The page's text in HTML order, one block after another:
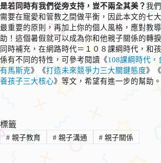
是若同時有我們從旁支持，豈不兩全其美？我
需要在寵愛和管教之間做平衡，因此本文的七
最重要的原則，再加上你的個人風格，應對教
助！這個暑假就可以成為你和他親子關係的轉捩
同時補充，在網路時代＝１０８課綱時代，和
係有不同的特性，可參考閱讀《108課綱時代，
有馬斯克》《打造未來競爭力三大關鍵態度》《
養孩子三大核心》等文，希望有進一步的幫助。
標籤
#親子教育 #親子溝通 # 親子關係